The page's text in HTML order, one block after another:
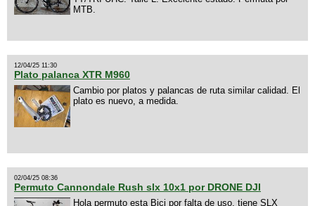
MTB.
12/04/25 11:30
Plato palanca XTR M960
Cambio por platos y palancas de ruta similar calidad. El
plato es nuevo, a medida.
02/04/25 08:36
Permuto Cannondale Rush slx 10x1 por DRONE DJI
Hola permuto esta Bici por falta de uso, tiene SLX